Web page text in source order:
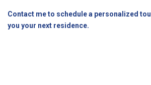
Contact me to schedule a personalized
you your next residence.